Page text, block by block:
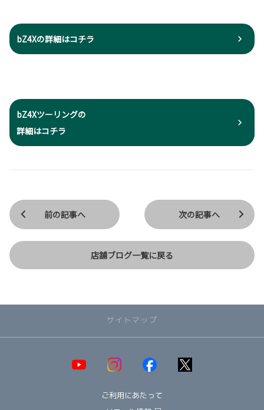
bZ4Xの詳細はコチラ
bZ4Xツーリングの
詳細はコチラ
前の記事へ
店舗ブログ一覧に戻る
次の記事へ
サイトマップ
ご利用にあたって